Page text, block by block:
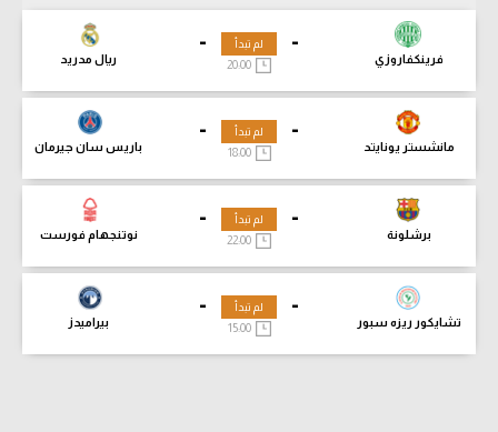
-
فرينكفاروزي
-
ريال مدريد
لم تبدأ
-
مانشستر يونايتد
-
باريس سان جيرمان
لم تبدأ
18:00
-
برشلونة
-
نوتنجهام فورست
لم تبدأ
-
تشايكور ريزه سبور
-
بيراميدز
لم تبدأ
15:00